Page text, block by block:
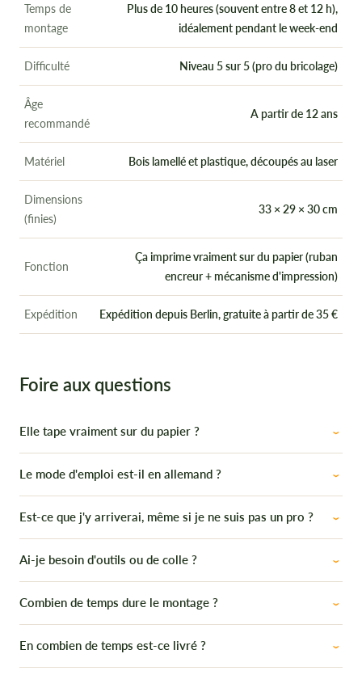
Temps de
montage
Plus de 10 heures (souvent entre 8 et 12 h),
idéalement pendant le week-end
Difficulté Niveau 5 sur 5 (pro du bricolage)
Âge
recommandé
A partir de 12 ans
Matériel Bois lamellé et plastique, découpés au laser
Dimensions
(finies)
33 × 29 × 30 cm
Fonction
Ça imprime vraiment sur du papier (ruban
encreur + mécanisme d'impression)
Expédition Expédition depuis Berlin, gratuite à partir de 35 €
Foire aux questions
Elle tape vraiment sur du papier ?
Le mode d'emploi est-il en allemand ?
Est-ce que j'y arriverai, même si je ne suis pas un pro ?
Ai-je besoin d'outils ou de colle ?
Combien de temps dure le montage ?
En combien de temps est-ce livré ?